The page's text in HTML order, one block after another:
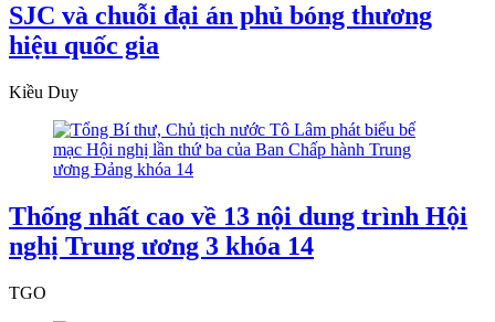
SJC và chuỗi đại án phủ bóng thương
hiệu quốc gia
Kiều Duy
Thống nhất cao về 13 nội dung trình Hội
nghị Trung ương 3 khóa 14
TGO